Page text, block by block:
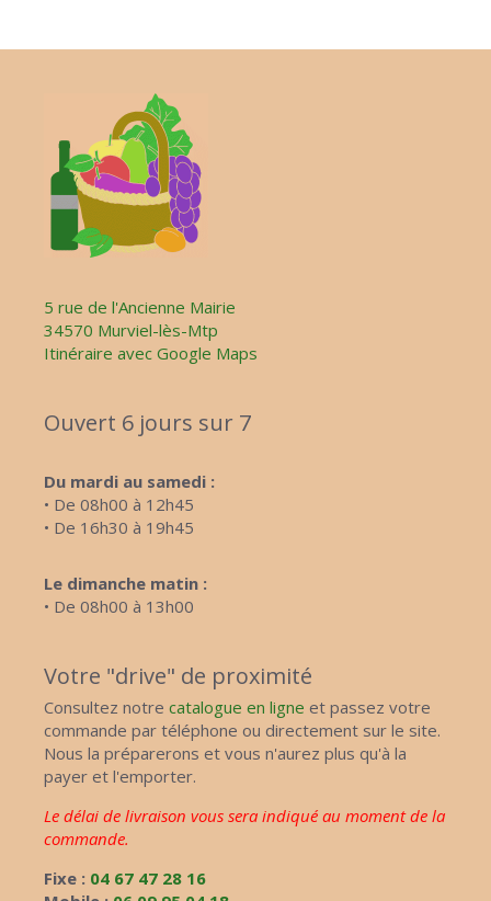
5 rue de l'Ancienne Mairie
34570 Murviel-lès-Mtp
Itinéraire avec Google Maps
Ouvert 6 jours sur 7
Du mardi au samedi :
• De 08h00 à 12h45
• De 16h30 à 19h45
Le dimanche matin :
• De 08h00 à 13h00
Votre "drive" de proximité
Consultez notre catalogue en ligne et passez votre
commande par téléphone ou directement sur le site.
Nous la préparerons et vous n'aurez plus qu'à la
payer et l'emporter.
Le délai de livraison vous sera indiqué au moment de la
commande.
Fixe : 04 67 47 28 16